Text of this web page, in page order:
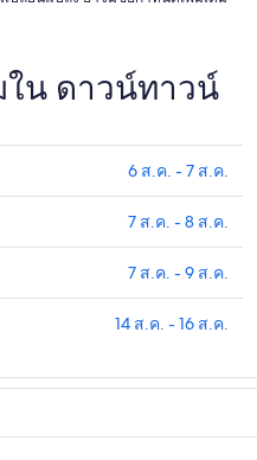
ใน ดาวน์ทาวน์
6 ส.ค. - 7 ส.ค.
7 ส.ค. - 8 ส.ค.
7 ส.ค. - 9 ส.ค.
14 ส.ค. - 16 ส.ค.